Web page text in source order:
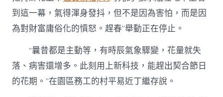
到這一幕，氣得渾身發抖，但不是因為害怕，而是因
為對財富庸俗化的憤怒。趕春”舉動正在停止。
“曩昔都是主動等，有時辰氣象驟變，花量就失
落、病害還增多。此刻用上新科技，能趕出契合節日
的花期。”在園區務工的村平易近丁繼存說。